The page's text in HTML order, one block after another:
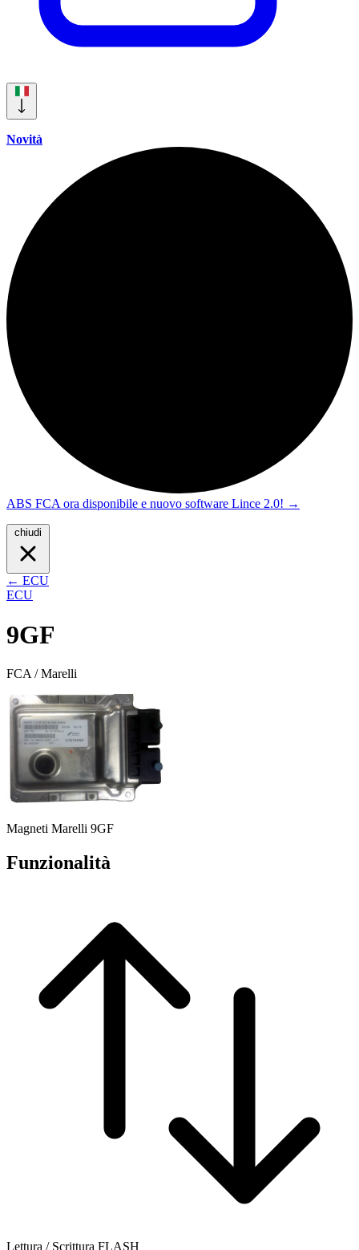
Novità
ABS FCA ora disponibile e nuovo software Lince 2.0! →
chiudi
← ECU
ECU
9GF
FCA / Marelli
Magneti Marelli 9GF
Funzionalità
Lettura / Scrittura FLASH